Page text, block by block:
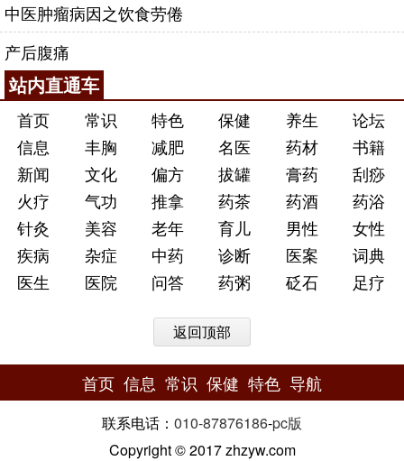
中医肿瘤病因之饮食劳倦
产后腹痛
站内直通车
首页 常识 特色 保健 养生
论坛
信息
丰胸 减肥 名医 药材
书籍
新闻
文化 偏方 拔罐 膏药
刮痧
火疗
气功 推拿 药茶 药酒
药浴
针灸
美容 老年 育儿 男性
女性
疾病
杂症 中药 诊断 医案
词典
医生
医院 问答 药粥 砭石 足疗
返回顶部
首页 信息 常识 保健 特色 导航
联系电话： 010-87876186-pc版
Copyright © 2017 zhzyw.com